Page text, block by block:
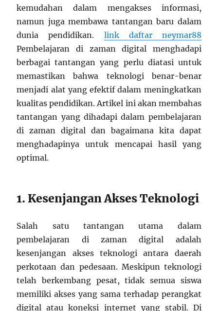
kemudahan dalam mengakses informasi,
namun juga membawa tantangan baru dalam
dunia pendidikan. link daftar neymar88
Pembelajaran di zaman digital menghadapi
berbagai tantangan yang perlu diatasi untuk
memastikan bahwa teknologi benar-benar
menjadi alat yang efektif dalam meningkatkan
kualitas pendidikan. Artikel ini akan membahas
tantangan yang dihadapi dalam pembelajaran
di zaman digital dan bagaimana kita dapat
menghadapinya untuk mencapai hasil yang
optimal.
1. Kesenjangan Akses Teknologi
Salah satu tantangan utama dalam
pembelajaran di zaman digital adalah
kesenjangan akses teknologi antara daerah
perkotaan dan pedesaan. Meskipun teknologi
telah berkembang pesat, tidak semua siswa
memiliki akses yang sama terhadap perangkat
digital atau koneksi internet yang stabil. Di